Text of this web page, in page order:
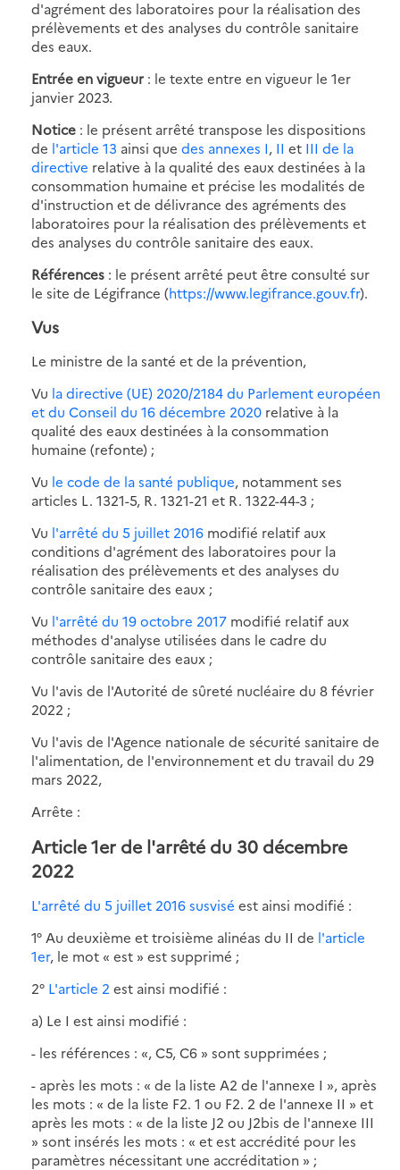
d'agrément des laboratoires pour la réalisation des
prélèvements et des analyses du contrôle sanitaire
des eaux.
Entrée en vigueur : le texte entre en vigueur le 1er
janvier 2023.
Notice : le présent arrêté transpose les dispositions
de l'article 13 ainsi que des annexes I, II et III de la
directive relative à la qualité des eaux destinées à la
consommation humaine et précise les modalités de
d'instruction et de délivrance des agréments des
laboratoires pour la réalisation des prélèvements et
des analyses du contrôle sanitaire des eaux.
Références : le présent arrêté peut être consulté sur
le site de Légifrance (https://www.legifrance.gouv.fr).
Vus
Le ministre de la santé et de la prévention,
Vu la directive (UE) 2020/2184 du Parlement européen
et du Conseil du 16 décembre 2020 relative à la
qualité des eaux destinées à la consommation
humaine (refonte) ;
Vu le code de la santé publique, notamment ses
articles L. 1321-5, R. 1321-21 et R. 1322-44-3 ;
Vu l'arrêté du 5 juillet 2016 modifié relatif aux
conditions d'agrément des laboratoires pour la
réalisation des prélèvements et des analyses du
contrôle sanitaire des eaux ;
Vu l'arrêté du 19 octobre 2017 modifié relatif aux
méthodes d'analyse utilisées dans le cadre du
contrôle sanitaire des eaux ;
Vu l'avis de l'Autorité de sûreté nucléaire du 8 février
2022 ;
Vu l'avis de l'Agence nationale de sécurité sanitaire de
l'alimentation, de l'environnement et du travail du 29
mars 2022,
Arrête :
Article 1er de l'arrêté du 30 décembre
2022
L'arrêté du 5 juillet 2016 susvisé est ainsi modifié :
1° Au deuxième et troisième alinéas du II de l'article
1er, le mot « est » est supprimé ;
2° L'article 2 est ainsi modifié :
a) Le I est ainsi modifié :
- les références : «, C5, C6 » sont supprimées ;
- après les mots : « de la liste A2 de l'annexe I », après
les mots : « de la liste F2. 1 ou F2. 2 de l'annexe II » et
après les mots : « de la liste J2 ou J2bis de l'annexe III
» sont insérés les mots : « et est accrédité pour les
paramètres nécessitant une accréditation » ;